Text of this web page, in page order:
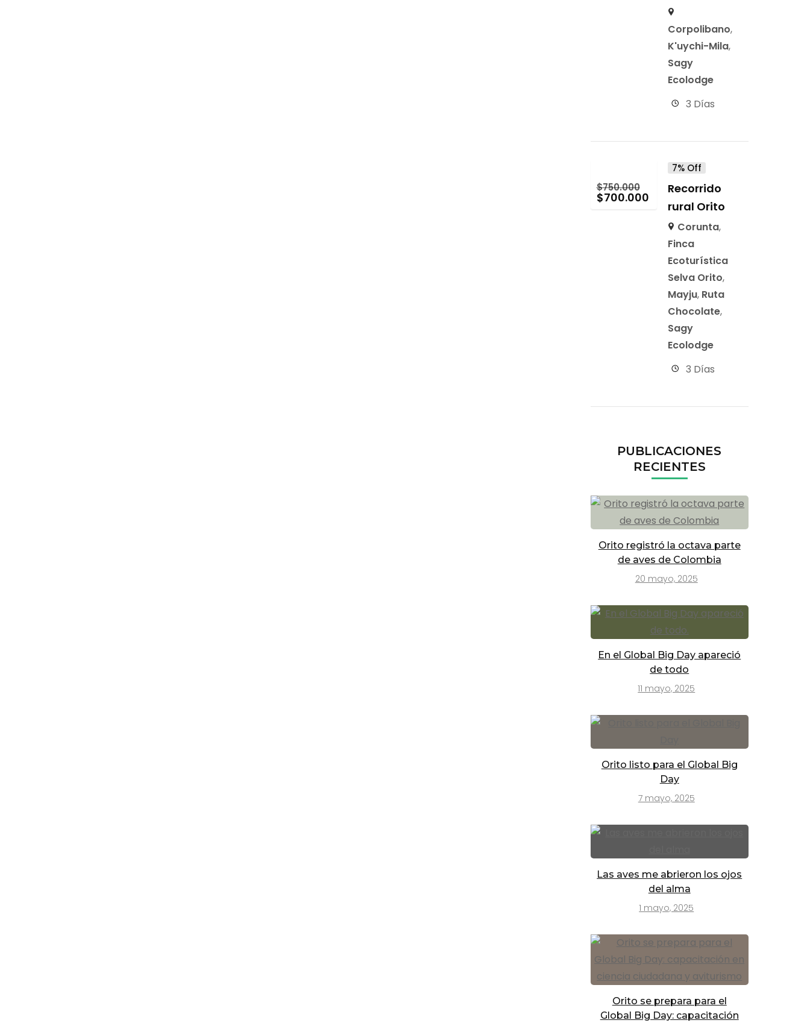
Corpolibano,
K'uychi-Mila,
Sagy
Ecolodge
3 Días
$750.000
$700.000
7% Off
Recorrido
rural Orito
Corunta,
Finca
Ecoturística
Selva Orito,
Mayju, Ruta
Chocolate,
Sagy
Ecolodge
3 Días
PUBLICACIONES
RECIENTES
Orito registró la octava parte
de aves de Colombia
20 mayo, 2025
En el Global Big Day apareció
de todo
11 mayo, 2025
Orito listo para el Global Big
Day
7 mayo, 2025
Las aves me abrieron los ojos
del alma
1 mayo, 2025
Orito se prepara para el
Global Big Day: capacitación